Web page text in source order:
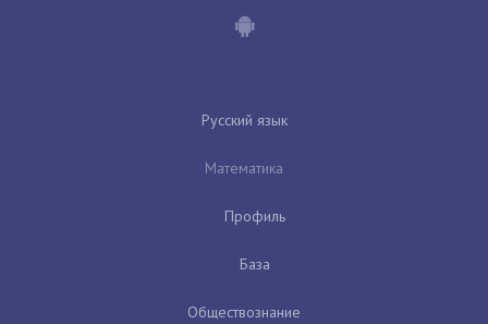
Русский язык
Математика
Профиль
База
Обществознание